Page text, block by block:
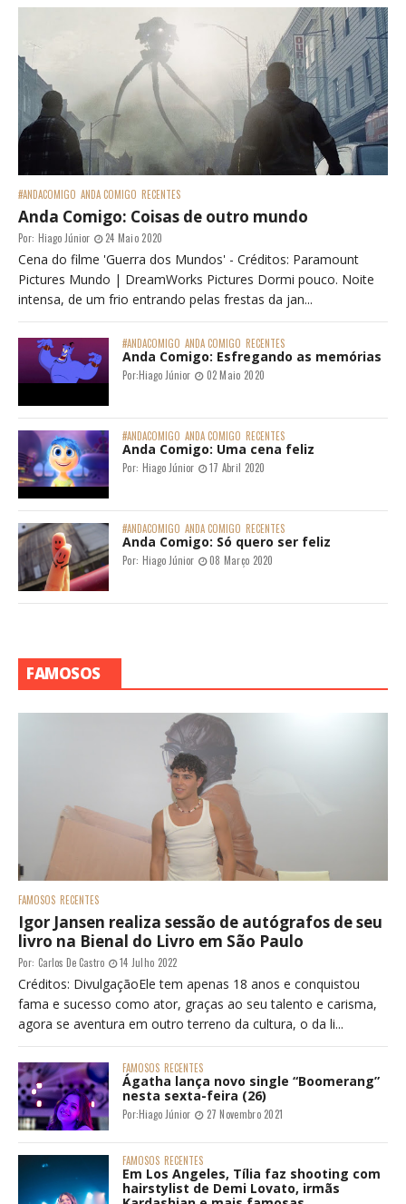
#ANDACOMIGO ANDA COMIGO RECENTES
Anda Comigo: Coisas de outro mundo
Por: Hiago Júnior 24 Maio 2020
Cena do filme 'Guerra dos Mundos' - Créditos: Paramount
Pictures Mundo | DreamWorks Pictures Dormi pouco. Noite
intensa, de um frio entrando pelas frestas da jan...
#ANDACOMIGO ANDA COMIGO RECENTES
Anda Comigo: Esfregando as memórias
Por:Hiago Júnior 02 Maio 2020
#ANDACOMIGO ANDA COMIGO RECENTES
Anda Comigo: Uma cena feliz
Por: Hiago Júnior 17 Abril 2020
#ANDACOMIGO ANDA COMIGO RECENTES
Anda Comigo: Só quero ser feliz
Por: Hiago Júnior 08 Março 2020
FAMOSOS
FAMOSOS RECENTES
Igor Jansen realiza sessão de autógrafos de seu
livro na Bienal do Livro em São Paulo
Por: Carlos De Castro 14 Julho 2022
Créditos: DivulgaçãoEle tem apenas 18 anos e conquistou
fama e sucesso como ator, graças ao seu talento e carisma,
agora se aventura em outro terreno da cultura, o da li...
FAMOSOS RECENTES
Ágatha lança novo single “Boomerang”
nesta sexta-feira (26)
Por:Hiago Júnior 27 Novembro 2021
FAMOSOS RECENTES
Em Los Angeles, Tília faz shooting com
hairstylist de Demi Lovato, irmãs